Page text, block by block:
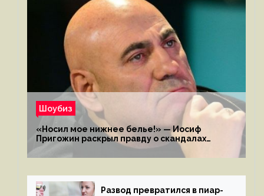
Шоубиз
«Носил мое нижнее белье!» — Иосиф
Пригожин раскрыл правду о скандалах
с мужем своей экс-жены
Развод превратился в пиар-